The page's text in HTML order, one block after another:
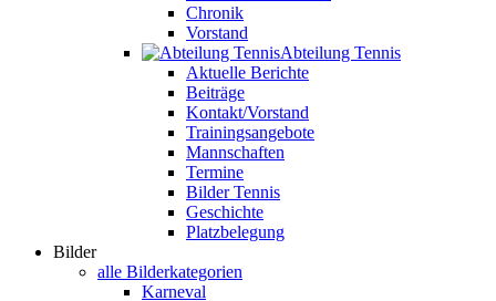
Chronik
Vorstand
Abteilung Tennis
Aktuelle Berichte
Beiträge
Kontakt/Vorstand
Trainingsangebote
Mannschaften
Termine
Bilder Tennis
Geschichte
Platzbelegung
Bilder
alle Bilderkategorien
Karneval